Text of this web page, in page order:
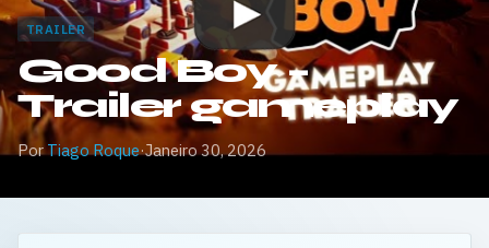
TRAILER
Good Boy –
Trailer gameplay
PorTiago Roque·Janeiro 30, 2026